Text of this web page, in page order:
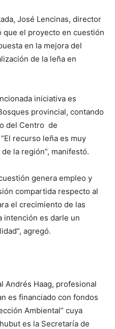
José Lencinas, director
que el proyecto en cuestión
en la mejora del
de la leña en
iniciativa es
provincial, contando
del Centro de
recurso leña es muy
la región”, manifestó.
genera empleo y
compartida respecto al
el crecimiento de las
intención es darle un
agregó.
Andrés Haag, profesional
es financiado con fondos
Ambiental” cuya
es la Secretaría de